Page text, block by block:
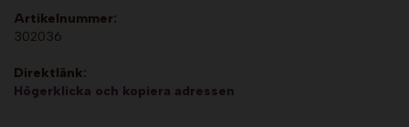
Artikelnummer:
302036
Direktlänk:
Högerklicka och kopiera adressen